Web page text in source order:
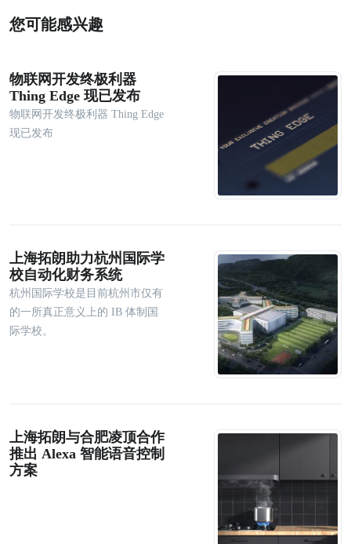
您可能感兴趣
物联网开发终极利器
Thing Edge 现已发布
物联网开发终极利器 Thing Edge
现已发布
上海拓朗助力杭州国际学
校自动化财务系统
杭州国际学校是目前杭州市仅有
的一所真正意义上的 IB 体制国
际学校。
上海拓朗与合肥凌顶合作
推出 Alexa 智能语音控制
方案